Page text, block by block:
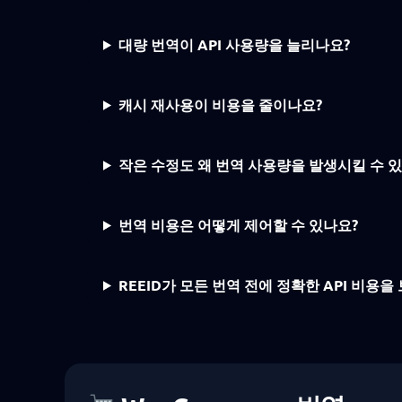
대량 번역이 API 사용량을 늘리나요?
캐시 재사용이 비용을 줄이나요?
작은 수정도 왜 번역 사용량을 발생시킬 수
번역 비용은 어떻게 제어할 수 있나요?
REEID가 모든 번역 전에 정확한 API 비용을